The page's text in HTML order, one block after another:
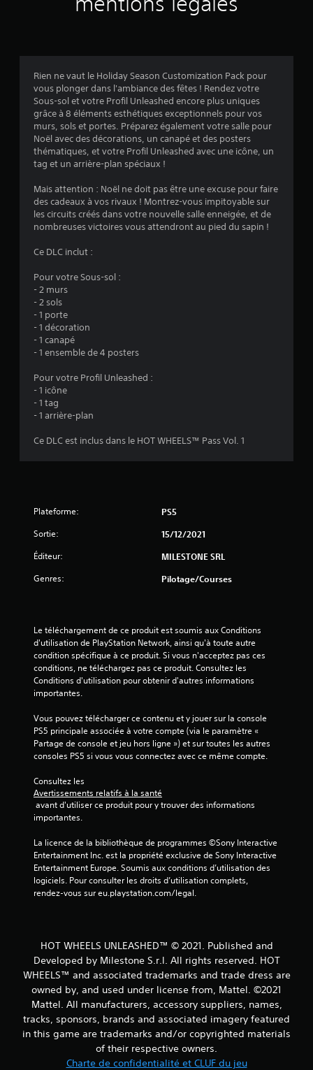
:
1
t
o
1
Rien ne vaut le Holiday Season Customization Pack pour
vous plonger dans l'ambiance des fêtes ! Rendez votre
Sous-sol et votre Profil Unleashed encore plus uniques
grâce à 8 éléments esthétiques exceptionnels pour vos
murs, sols et portes. Préparez également votre salle pour
Noël avec des décorations, un canapé et des posters
thématiques, et votre Profil Unleashed avec une icône, un
tag et un arrière-plan spéciaux !
Mais attention : Noël ne doit pas être une excuse pour faire
des cadeaux à vos rivaux ! Montrez-vous impitoyable sur
les circuits créés dans votre nouvelle salle enneigée, et de
nombreuses victoires vous attendront au pied du sapin !
Ce DLC inclut :
Pour votre Sous-sol :
- 2 murs
- 2 sols
- 1 porte
- 1 décoration
- 1 canapé
- 1 ensemble de 4 posters
Pour votre Profil Unleashed :
- 1 icône
- 1 tag
- 1 arrière-plan
Ce DLC est inclus dans le HOT WHEELS™ Pass Vol. 1
Plateforme: PS5
Sortie: 15/12/2021
Éditeur: MILESTONE SRL
Genres: Pilotage/Courses
Le téléchargement de ce produit est soumis aux Conditions
d'utilisation de PlayStation Network, ainsi qu'à toute autre
condition spécifique à ce produit. Si vous n'acceptez pas ces
conditions, ne téléchargez pas ce produit. Consultez les
Conditions d'utilisation pour obtenir d'autres informations
importantes.
Vous pouvez télécharger ce contenu et y jouer sur la console
PS5 principale associée à votre compte (via le paramètre «
Partage de console et jeu hors ligne ») et sur toutes les autres
consoles PS5 si vous vous connectez avec ce même compte.
Consultez les
Avertissements relatifs à la santé
importantes.
La licence de la bibliothèque de programmes ©Sony Interactive
Entertainment Inc. est la propriété exclusive de Sony Interactive
Entertainment Europe. Soumis aux conditions d’utilisation des
logiciels. Pour consulter les droits d’utilisation complets,
rendez-vous sur eu.playstation.com/legal.
HOT WHEELS UNLEASHED™ © 2021. Published and
Developed by Milestone S.r.l. All rights reserved. HOT
WHEELS™ and associated trademarks and trade dress are
owned by, and used under license from, Mattel. ©2021
Mattel. All manufacturers, accessory suppliers, names,
tracks, sponsors, brands and associated imagery featured
in this game are trademarks and/or copyrighted materials
of their respective owners.
Charte de confidentialité et CLUF du jeu